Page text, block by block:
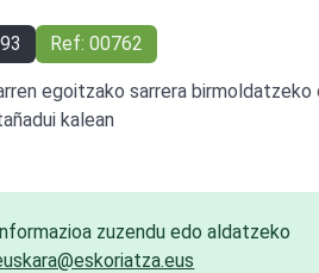
Ref: 00762
egoitzako sarrera birmoldatzeko
kalean
zuzendu edo aldatzeko